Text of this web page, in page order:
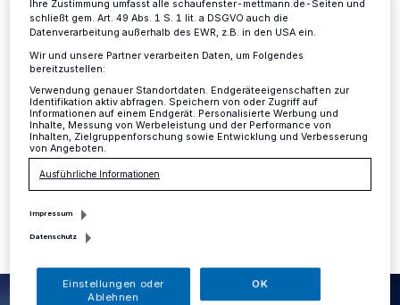
Düsseldorf ·Der Landtag Nordrhein-Westfalen lädt zu
einem Abend in besonderer Atmosphäre ein. Bei der
Parlamentsnacht am Freitag, 29. September 2023,
von 17 bis 23 Uhr, erleben Bürgerinnen und Bürger ihr
Parlament bei Nacht.
20.09.2023 , 15:12 Uhr Eine Minute Lesezeit
Ihre Zustimmung umfasst alle schaufenster-mettmann.de-Seiten und
schließt gem. Art. 49 Abs. 1 S. 1 lit. a DSGVO auch die
Datenverarbeitung außerhalb des EWR, z.B. in den USA ein.
Wir und unsere Partner verarbeiten Daten, um Folgendes
bereitzustellen:
Verwendung genauer Standortdaten. Endgeräteeigenschaften zur
Identifikation aktiv abfragen. Speichern von oder Zugriff auf
Informationen auf einem Endgerät. Personalisierte Werbung und
Inhalte, Messung von Werbeleistung und der Performance von
Inhalten, Zielgruppenforschung sowie Entwicklung und Verbesserung
von Angeboten.
Ausführliche Informationen
Impressum
Datenschutz
Einstellungen oder
Ablehnen
OK